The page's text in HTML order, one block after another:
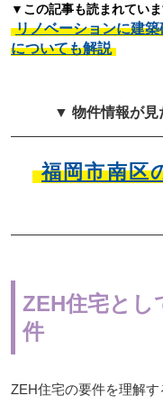
▼この記事も読まれてい
リノベーションに建
についても解説
▼ 物件情報が見
福岡市南区
ZEH住宅とし
件
ZEH住宅の要件を理解